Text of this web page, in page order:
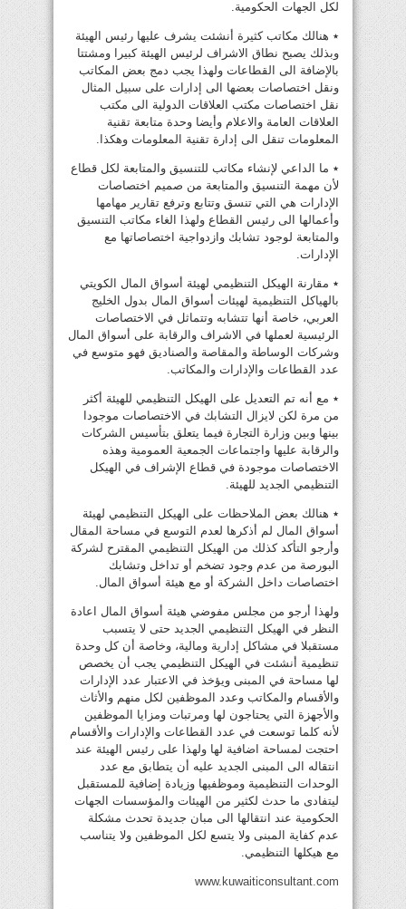
لكل الجهات الحكومية.
٭ هنالك مكاتب كثيرة أنشئت يشرف عليها رئيس الهيئة
وبذلك يصبح نطاق الاشراف لرئيس الهيئة كبيرا ومشتتا
بالإضافة الى القطاعات ولهذا يجب دمج بعض المكاتب
ونقل اختصاصات بعضها الى إدارات على سبيل المثال
نقل اختصاصات مكتب العلاقات الدولية الى مكتب
العلاقات العامة والاعلام وأيضا وحدة متابعة تقنية
المعلومات تنقل الى إدارة تقنية المعلومات وهكذا.
٭ ما الداعي لإنشاء مكاتب للتنسيق والمتابعة لكل قطاع
لأن مهمة التنسيق والمتابعة من صميم اختصاصات
الإدارات هي التي تنسق وتتابع وترفع تقارير مهامها
وأعمالها الى رئيس القطاع ولهذا الغاء مكاتب التنسيق
والمتابعة لوجود تشابك وازدواجية اختصاصاتها مع
الإدارات.
٭ مقارنة الهيكل التنظيمي لهيئة أسواق المال الكويتي
بالهياكل التنظيمية لهيئات أسواق المال بدول الخليج
العربي، خاصة أنها تتشابه وتتماثل في الاختصاصات
الرئيسية لعملها في الاشراف والرقابة على أسواق المال
وشركات الوساطة والمقاصة والصناديق فهو متوسع في
عدد القطاعات والإدارات والمكاتب.
٭ مع أنه تم التعديل على الهيكل التنظيمي للهيئة أكثر
من مرة لكن لايزال التشابك في الاختصاصات موجودا
بينها وبين وزارة التجارة فيما يتعلق بتأسيس الشركات
والرقابة عليها واجتماعات الجمعية العمومية وهذه
الاختصاصات موجودة في قطاع الإشراف في الهيكل
التنظيمي الجديد للهيئة.
٭ هنالك بعض الملاحظات على الهيكل التنظيمي لهيئة
أسواق المال لم أذكرها لعدم التوسع في مساحة المقال
وأرجو التأكد كذلك من الهيكل التنظيمي المقترح لشركة
البورصة من عدم وجود تضخم أو تداخل وتشابك
اختصاصات داخل الشركة أو مع هيئة أسواق المال.
ولهذا أرجو من مجلس مفوضي هيئة أسواق المال اعادة
النظر في الهيكل التنظيمي الجديد حتى لا يتسبب
مستقبلا في مشاكل إدارية ومالية، وخاصة أن كل وحدة
تنظيمية أنشئت في الهيكل التنظيمي يجب أن يخصص
لها مساحة في المبنى ويؤخذ في الاعتبار عدد الإدارات
والأقسام والمكاتب وعدد الموظفين لكل منهم والأثاث
والأجهزة التي يحتاجون لها ومرتبات ومزايا الموظفين
لأنه كلما توسعت في عدد القطاعات والإدارات والأقسام
احتجت لمساحة اضافية لها ولهذا على رئيس الهيئة عند
انتقاله الى المبنى الجديد عليه أن يتطابق مع عدد
الوحدات التنظيمية وموظفيها وزيادة إضافية للمستقبل
ليتفادى ما حدث لكثير من الهيئات والمؤسسات الجهات
الحكومية عند انتقالها الى مبان جديدة تحدث مشكلة
عدم كفاية المبنى ولا يتسع لكل الموظفين ولا يتناسب
مع هيكلها التنظيمي.
www.kuwaiticonsultant.com